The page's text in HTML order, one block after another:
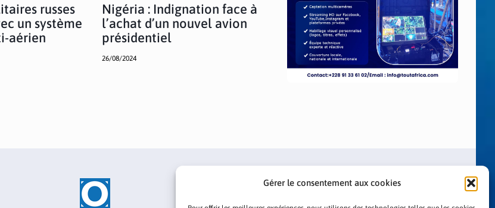
Gérer le consentement aux cookies
russes
un système
aérien
Nigéria : Indignation face à
l’achat d’un nouvel avion
présidentiel
26/08/2024